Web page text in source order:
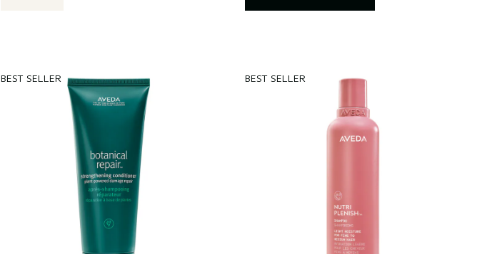
BEST SELLER BEST SELLER